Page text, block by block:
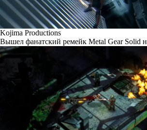
Kojima Productions
Вышел фанатский ремейк Metal Gear Solid